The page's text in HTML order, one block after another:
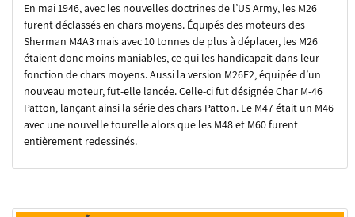
En mai 1946, avec les nouvelles doctrines de l’US Army, les M26
furent déclassés en chars moyens. Équipés des moteurs des
Sherman M4A3 mais avec 10 tonnes de plus à déplacer, les M26
étaient donc moins maniables, ce qui les handicapait dans leur
fonction de chars moyens. Aussi la version M26E2, équipée d’un
nouveau moteur, fut-elle lancée. Celle-ci fut désignée Char M-46
Patton, lançant ainsi la série des chars Patton. Le M47 était un M46
avec une nouvelle tourelle alors que les M48 et M60 furent
entièrement redessinés.